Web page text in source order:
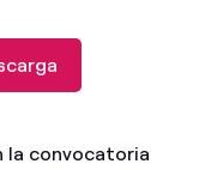
la convocatoria